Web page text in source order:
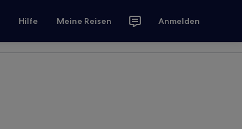
Hilfe Meine Reisen Anmelden